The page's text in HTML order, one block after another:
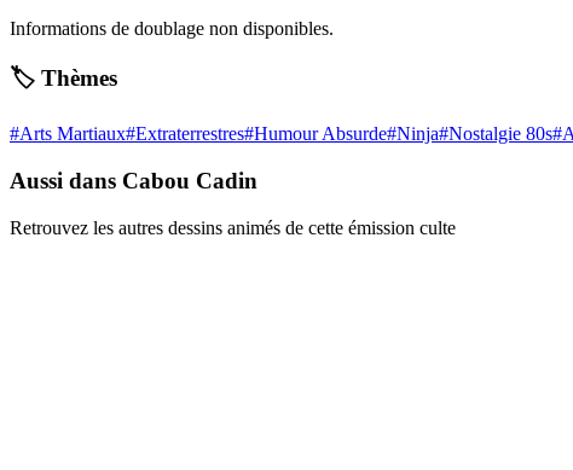
Informations de doublage non disponibles.
🏷️ Thèmes
#Arts Martiaux#Extraterrestres#Humour Absurde#Ninja#Nostalgie 80s#
Aussi dans Cabou Cadin
Retrouvez les autres dessins animés de cette émission culte